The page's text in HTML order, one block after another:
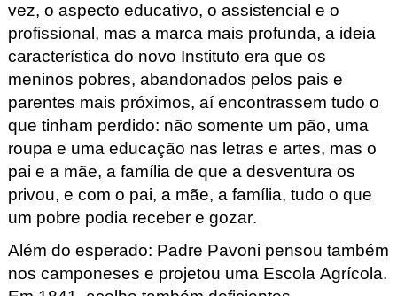
vez, o aspecto educativo, o assistencial e o
profissional, mas a marca mais profunda, a ideia
característica do novo Instituto era que os
meninos pobres, abandonados pelos pais e
parentes mais próximos, aí encontrassem tudo o
que tinham perdido: não somente um pão, uma
roupa e uma educação nas letras e artes, mas o
pai e a mãe, a família de que a desventura os
privou, e com o pai, a mãe, a família, tudo o que
um pobre podia receber e gozar.
Além do esperado: Padre Pavoni pensou também
nos camponeses e projetou uma Escola Agrícola.